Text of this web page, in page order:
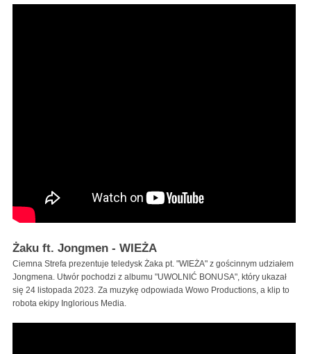
Żaku ft. Jongmen - WIEŻA
Ciemna Strefa prezentuje teledysk Żaka pt. "WIEŻA" z gościnnym udziałem
Jongmena. Utwór pochodzi z albumu "UWOLNIĆ BONUSA", który ukazał
się 24 listopada 2023. Za muzykę odpowiada Wowo Productions, a klip to
robota ekipy Inglorious Media.